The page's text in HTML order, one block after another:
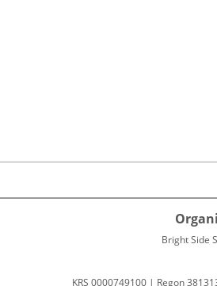
Bright Side
KRS 0000749100 | Regon